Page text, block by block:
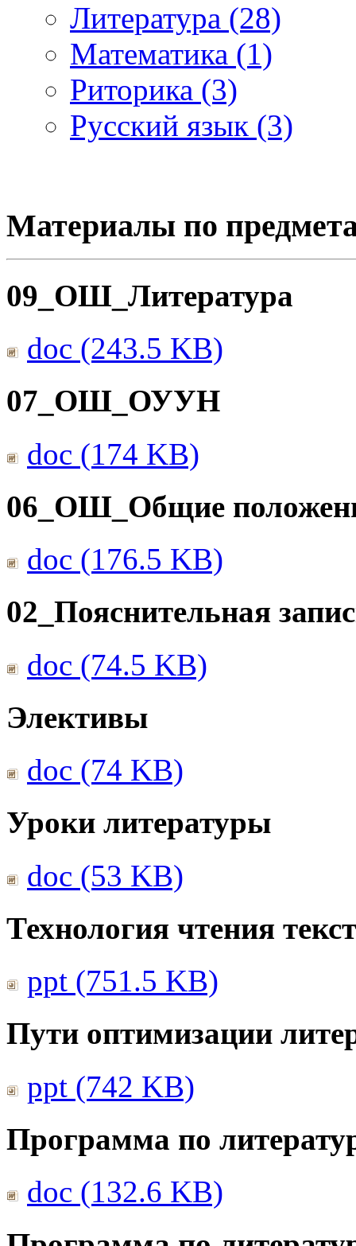
Литература (28)
Математика (1)
Риторика (3)
Русский язык (3)
Материалы по
09_ОШ_Литература
doc (243.5 KB)
07_ОШ_ОУУН
doc (174 KB)
06_ОШ_Общие
doc (176.5 KB)
02_Пояснительная
doc (74.5 KB)
Элективы
doc (74 KB)
Уроки литературы
doc (53 KB)
Технология чтения
ppt (751.5 KB)
Пути оптимизации
ppt (742 KB)
Программа по
doc (132.6 KB)